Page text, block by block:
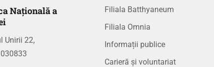
Naționalăa
Unirii 22,
Filiala Batthyaneum
Filiala Omnia
Informații publice
Carieră și voluntariat